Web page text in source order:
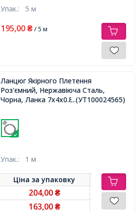
Упак.: 5 м
195,00 ₴/ 5 м
Ланцюг Якірного Плетення
Роз'ємний, Нержавіюча Сталь,
Чорна, Ланка 7х4х0.8 мм,...(УТ100024565)
Упак.: 1 м
Ціна заупаковку
204,00 ₴
163,00 ₴